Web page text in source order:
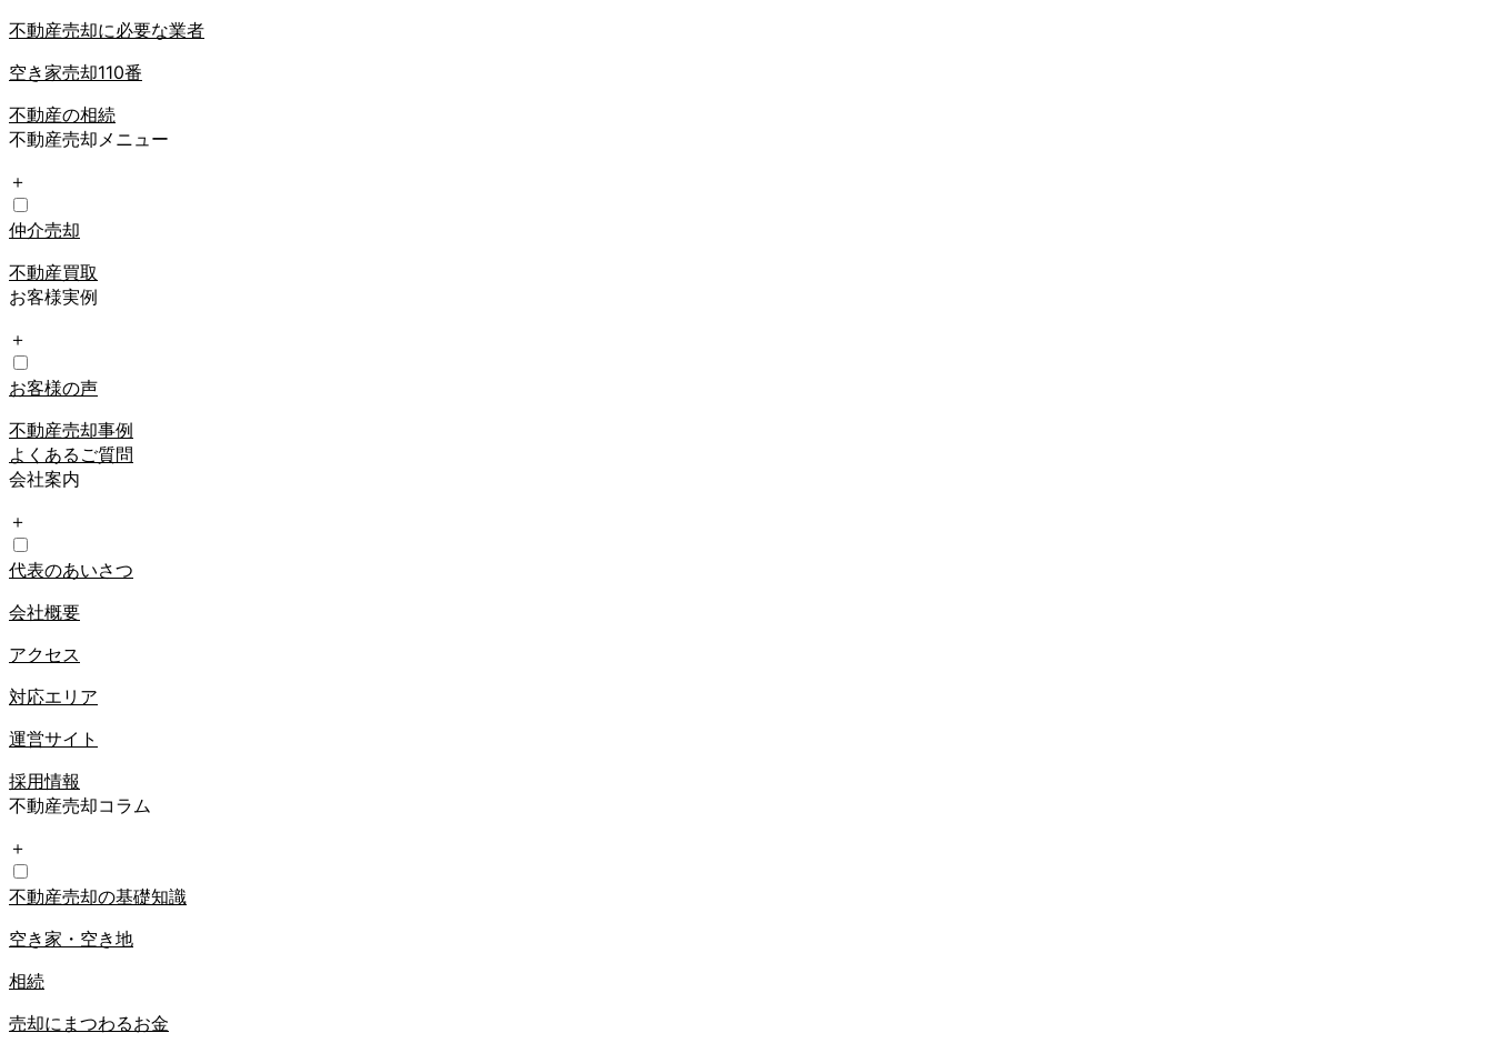
不動産売却に必要な業者
空き家売却110番
不動産の相続
不動産売却メニュー
＋
仲介売却
不動産買取
お客様実例
＋
お客様の声
不動産売却事例
よくあるご質問
会社案内
＋
代表のあいさつ
会社概要
アクセス
対応エリア
運営サイト
採用情報
不動産売却コラム
＋
不動産売却の基礎知識
空き家・空き地
相続
売却にまつわるお金